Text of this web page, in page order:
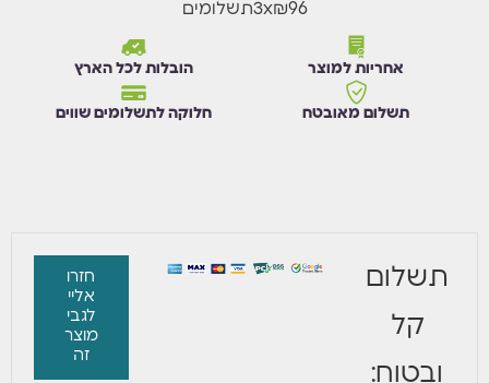
₪96
x
3תשלומים
אחריות למוצר הובלות לכל הארץ
תשלום מאובטח חלוקה לתשלומים שווים
תשלום
קל
ובטוח:
חזרו
אליי
לגבי
מוצר
זה